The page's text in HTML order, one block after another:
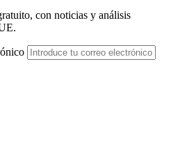
con noticias y análisis